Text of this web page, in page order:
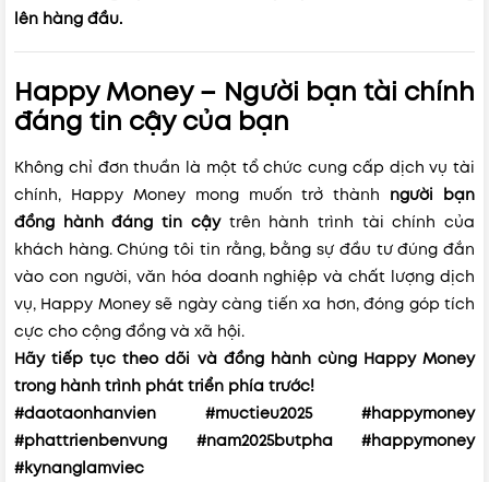
lên hàng đầu.
Happy Money – Người bạn tài chính
đáng tin cậy của bạn
Không chỉ đơn thuần là một tổ chức cung cấp dịch vụ tài
chính, Happy Money mong muốn trở thành người bạn
đồng hành đáng tin cậytrên hành trình tài chính của
khách hàng. Chúng tôi tin rằng, bằng sự đầu tư đúng đắn
vào con người, văn hóa doanh nghiệp và chất lượng dịch
vụ, Happy Money sẽ ngày càng tiến xa hơn, đóng góp tích
cực cho cộng đồng và xã hội.
Hãy tiếp tục theo dõi và đồng hành cùng Happy Money
trong hành trình phát triển phía trước!
#daotaonhanvien #muctieu2025 #happymoney
#phattrienbenvung #nam2025butpha #happymoney
#kynanglamviec